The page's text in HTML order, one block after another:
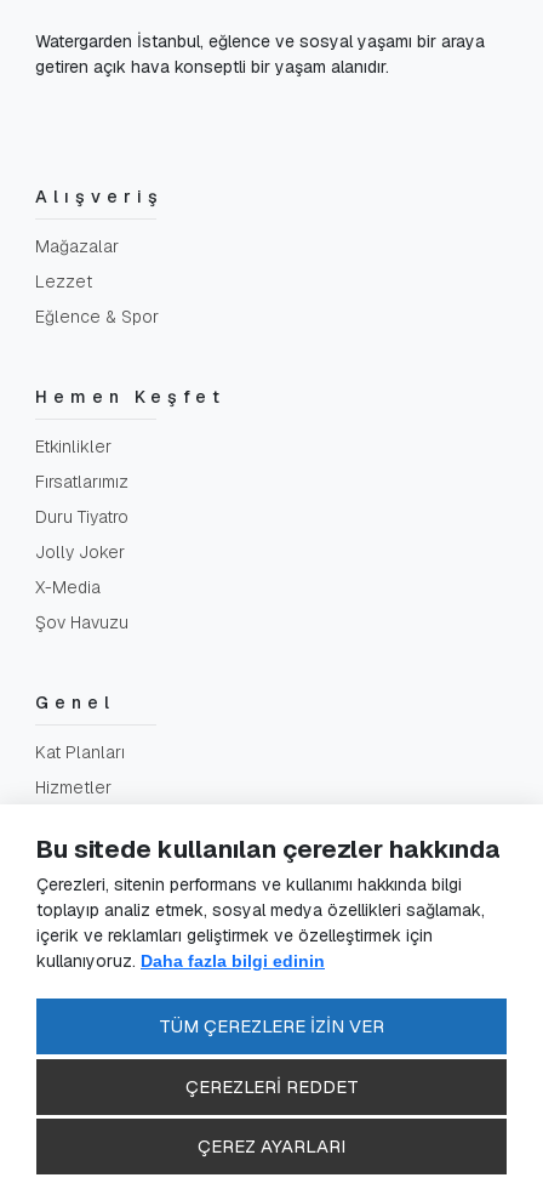
Watergarden İstanbul, eğlence ve sosyal yaşamı bir araya
getiren açık hava konseptli bir yaşam alanıdır.
Alışveriş
Mağazalar
Lezzet
Eğlence & Spor
Hemen Keşfet
Etkinlikler
Fırsatlarımız
Duru Tiyatro
Jolly Joker
X-Media
Şov Havuzu
Genel
Kat Planları
Hizmetler
İletişim
Yasal
KVKK Aydınlatma Metni
Gizlilik Sözleşmesi
Bu sitede kullanılan çerezler hakkında
Çerezleri, sitenin performans ve kullanımı hakkında bilgi
toplayıp analiz etmek, sosyal medya özellikleri sağlamak,
içerik ve reklamları geliştirmek ve özelleştirmek için
kullanıyoruz. Daha fazla bilgi edinin
TÜM ÇEREZLERE İZİN VER
ÇEREZLERİ REDDET
ÇEREZ AYARLARI